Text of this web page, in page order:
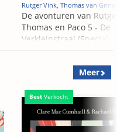
Rutger Vink, Thomas van
De avonturen van
Thomas en Paco 5 - De
Verkleinstraal (Special
Meer
Best Verkocht